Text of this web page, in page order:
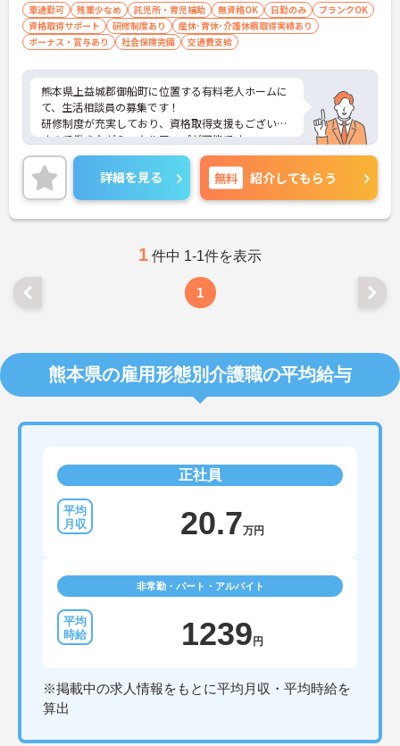
車通勤可 残業少なめ 託児所・育児補助 無資格OK 日勤のみ
ブランクOK
資格取得サポート
研修制度あり
産休･育休･介護休暇取得実績あり
ボーナス・賞与あり
社会保険完備 交通費支給
熊本県上益城郡御船町に位置する有料老人ホームに
て、生活相談員の募集です！
研修制度が充実しており、資格取得支援もございま
すので働きながらスキルアップが可能です。
託児所（保育園）もございますので、子育て中の方
も仕事との両立が可能です！
ご興味ある方には、面接対策ポイントなど、さらに
詳細をお話しいたしますのでお気軽にご相談くださ
い！
詳細を見る 無料 紹介してもらう
1 件中 1-1件を表示
1
熊本県の雇用形態別介護職の平均給与
正社員
20.7万円
非常勤・パート・アルバイト
1239 円
※掲載中の求人情報をもとに平均月収・平均時給を
算出